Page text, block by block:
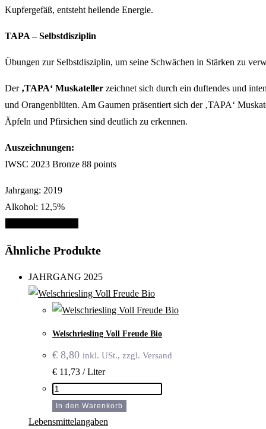
Kupfergefäß, entsteht heilende Energie.
TAPA – Selbstdisziplin
Übungen zur Selbstdisziplin, um seine Schwächen in Stärken zu
Der ‚TAPA‘ Muskateller zeichnet sich durch ein duftendes und
und Orangenblüten. Am Gaumen präsentiert sich der ‚TAPA‘
Äpfeln und Pfirsichen sind deutlich zu erkennen.
Auszeichnungen:
IWSC 2023 Bronze 88 points
Jahrgang: 2019
Alkohol: 12,5%
Ähnliche Produkte
JAHRGANG 2025
Welsch­riesling Voll Freude Bio
€ 8,80 inkl. USt., zzgl. Versand
€ 11,73 / Liter
Welsch­
riesling
Voll
In den Warenkorb
Lebensmittelangaben